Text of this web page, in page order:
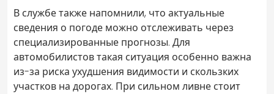
В службе также напомнили, что актуальные
сведения о погоде можно отслеживать через
специализированные прогнозы. Для
автомобилистов такая ситуация особенно важна
из-за риска ухудшения видимости и скользких
участков на дорогах. При сильном ливне стоит